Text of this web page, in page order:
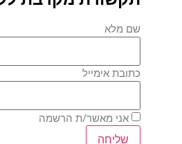
שם מלא
כתובת אימייל
אני מאשר/ת הרשמה